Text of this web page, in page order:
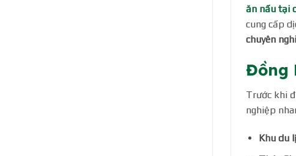
ăn nấu tại
cung cấp
chuyên
Đồng
Trước khi
nghiệp
Khu du